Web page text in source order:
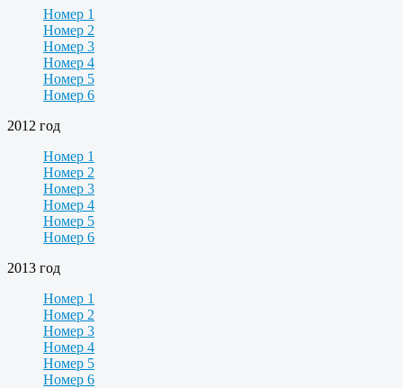
Номер 1
Номер 2
Номер 3
Номер 4
Номер 5
Номер 6
2012 год
Номер 1
Номер 2
Номер 3
Номер 4
Номер 5
Номер 6
2013 год
Номер 1
Номер 2
Номер 3
Номер 4
Номер 5
Номер 6